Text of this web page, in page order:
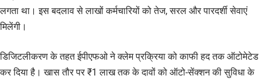
लगता था। इस बदलाव से लाखों कर्मचारियों को तेज, सरल और पारदर्शी सेवाएं
मिलेंगी।
डिजिटलीकरण के तहत ईपीएफओ ने क्लेम प्रक्रिया को काफी हद तक ऑटोमेटेड
कर दिया है। खास तौर पर ₹1 लाख तक के दावों को ऑटो-सेंक्शन की सुविधा के